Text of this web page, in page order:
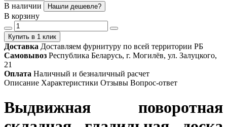
В наличии Нашли дешевле?
В корзину
Купить в 1 клик
Доставка Доставляем фурнитуру по всей территории РБ
Самовывоз Республика Беларусь, г. Могилёв, ул. Залуцкого,
21
Оплата Наличный и безналичный расчет
Описание Характеристики Отзывы Вопрос-ответ
Выдвижная поворотная